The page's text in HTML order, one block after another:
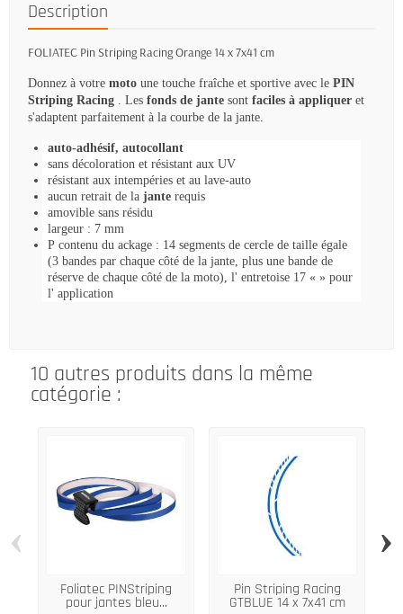
Description
FOLIATEC Pin Striping Racing Orange 14 x 7x41 cm
Donnez à votre moto une touche fraîche et sportive avec le PIN
Striping Racing . Les fonds de jante sont faciles à appliquer et
s'adaptent parfaitement à la courbe de la jante.
auto-adhésif, autocollant
sans décoloration et résistant aux UV
résistant aux intempéries et au lave-auto
aucun retrait de la jante requis
amovible sans résidu
largeur : 7 mm
P contenu du ackage : 14 segments de cercle de taille égale
(3 bandes par chaque côté de la jante, plus une bande de
réserve de chaque côté de la moto), l' entretoise 17 « » pour
l' application
10 autres produits dans la même
catégorie :
Foliatec PINStriping
pour jantes bleu...
Pin Striping Racing
GTBLUE 14 x 7x41 cm
‹ ›